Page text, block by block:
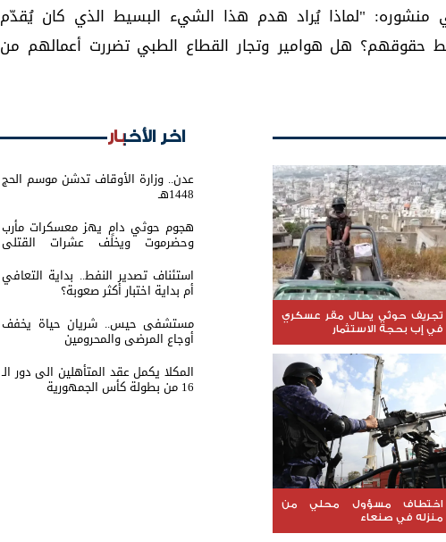
"لماذا يُراد هدم هذا الشيء البسيط الذي كان يُقدّم
حقوقهم؟ هل هوامير وتجار القطاع الطبي تضررت أعمالهم من
تجريف حوثي يطال مقر عسكري
في إب بحجة الاستثمار
اختطاف مسؤول محلي من
منزله في صنعاء
اخر الأخبار
عدن.. وزارة الأوقاف تدشن موسم الحج
1448هـ
هجوم حوثي دامٍ يهز معسكرات مأرب
وحضرموت ويخلف عشرات القتلى
استئناف تصدير النفط.. بداية التعافي
أم بداية اختبار أكثر صعوبة؟
مستشفى حيس.. شريان حياة يخفف
أوجاع المرضى والمحرومين
المكلا يكمل عقد المتأهلين الى دور الـ
16 من بطولة كأس الجمهورية